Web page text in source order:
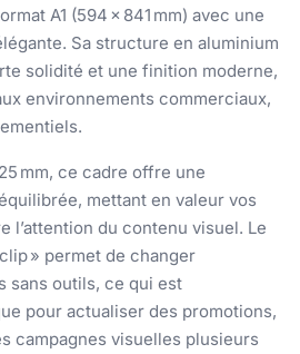
A1 (594 × 841 mm) avec une
Sa structure en aluminium
solidité et une finition moderne,
environnements commerciaux,
mm, ce cadre offre une
mettant en valeur vos
l’attention du contenu visuel. Le
» permet de changer
sans outils, ce qui est
pour actualiser des promotions,
campagnes visuelles plusieurs